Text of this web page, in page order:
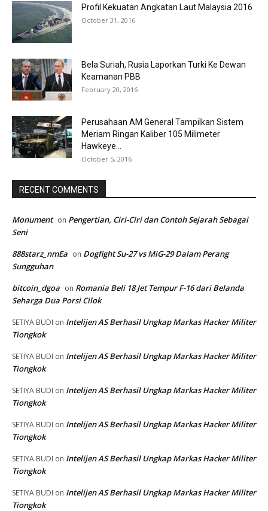
Profil Kekuatan Angkatan Laut Malaysia 2016
October 31, 2016
Bela Suriah, Rusia Laporkan Turki Ke Dewan
Keamanan PBB
February 20, 2016
Perusahaan AM General Tampilkan Sistem
Meriam Ringan Kaliber 105 Milimeter
Hawkeye...
October 5, 2016
RECENT COMMENTS
Monument on Pengertian, Ciri-Ciri dan Contoh Sejarah Sebagai
Seni
888starz_nmEa on Dogfight Su-27 vs MiG-29 Dalam Perang
Sungguhan
bitcoin_dgoa on Romania Beli 18 Jet Tempur F-16 dari Belanda
Seharga Dua Porsi Cilok
SETIYA BUDI on Intelijen AS Berhasil Ungkap Markas Hacker Militer
Tiongkok
SETIYA BUDI on Intelijen AS Berhasil Ungkap Markas Hacker Militer
Tiongkok
SETIYA BUDI on Intelijen AS Berhasil Ungkap Markas Hacker Militer
Tiongkok
SETIYA BUDI on Intelijen AS Berhasil Ungkap Markas Hacker Militer
Tiongkok
SETIYA BUDI on Intelijen AS Berhasil Ungkap Markas Hacker Militer
Tiongkok
SETIYA BUDI on Intelijen AS Berhasil Ungkap Markas Hacker Militer
Tiongkok